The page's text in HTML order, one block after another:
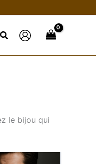
le bijou qui